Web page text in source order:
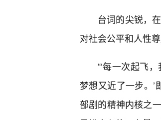
台词的尖锐，
对社会公平和人性尊
“‘每一次起飞
梦想又近了一步。
部剧的精神内核之